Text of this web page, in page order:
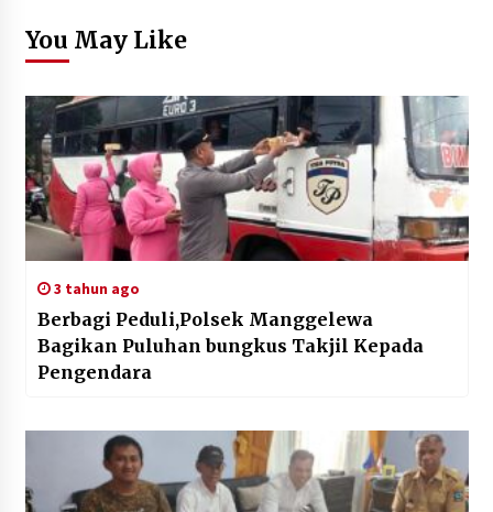
You May Like
3 tahun ago
Berbagi Peduli,Polsek Manggelewa
Bagikan Puluhan bungkus Takjil Kepada
Pengendara